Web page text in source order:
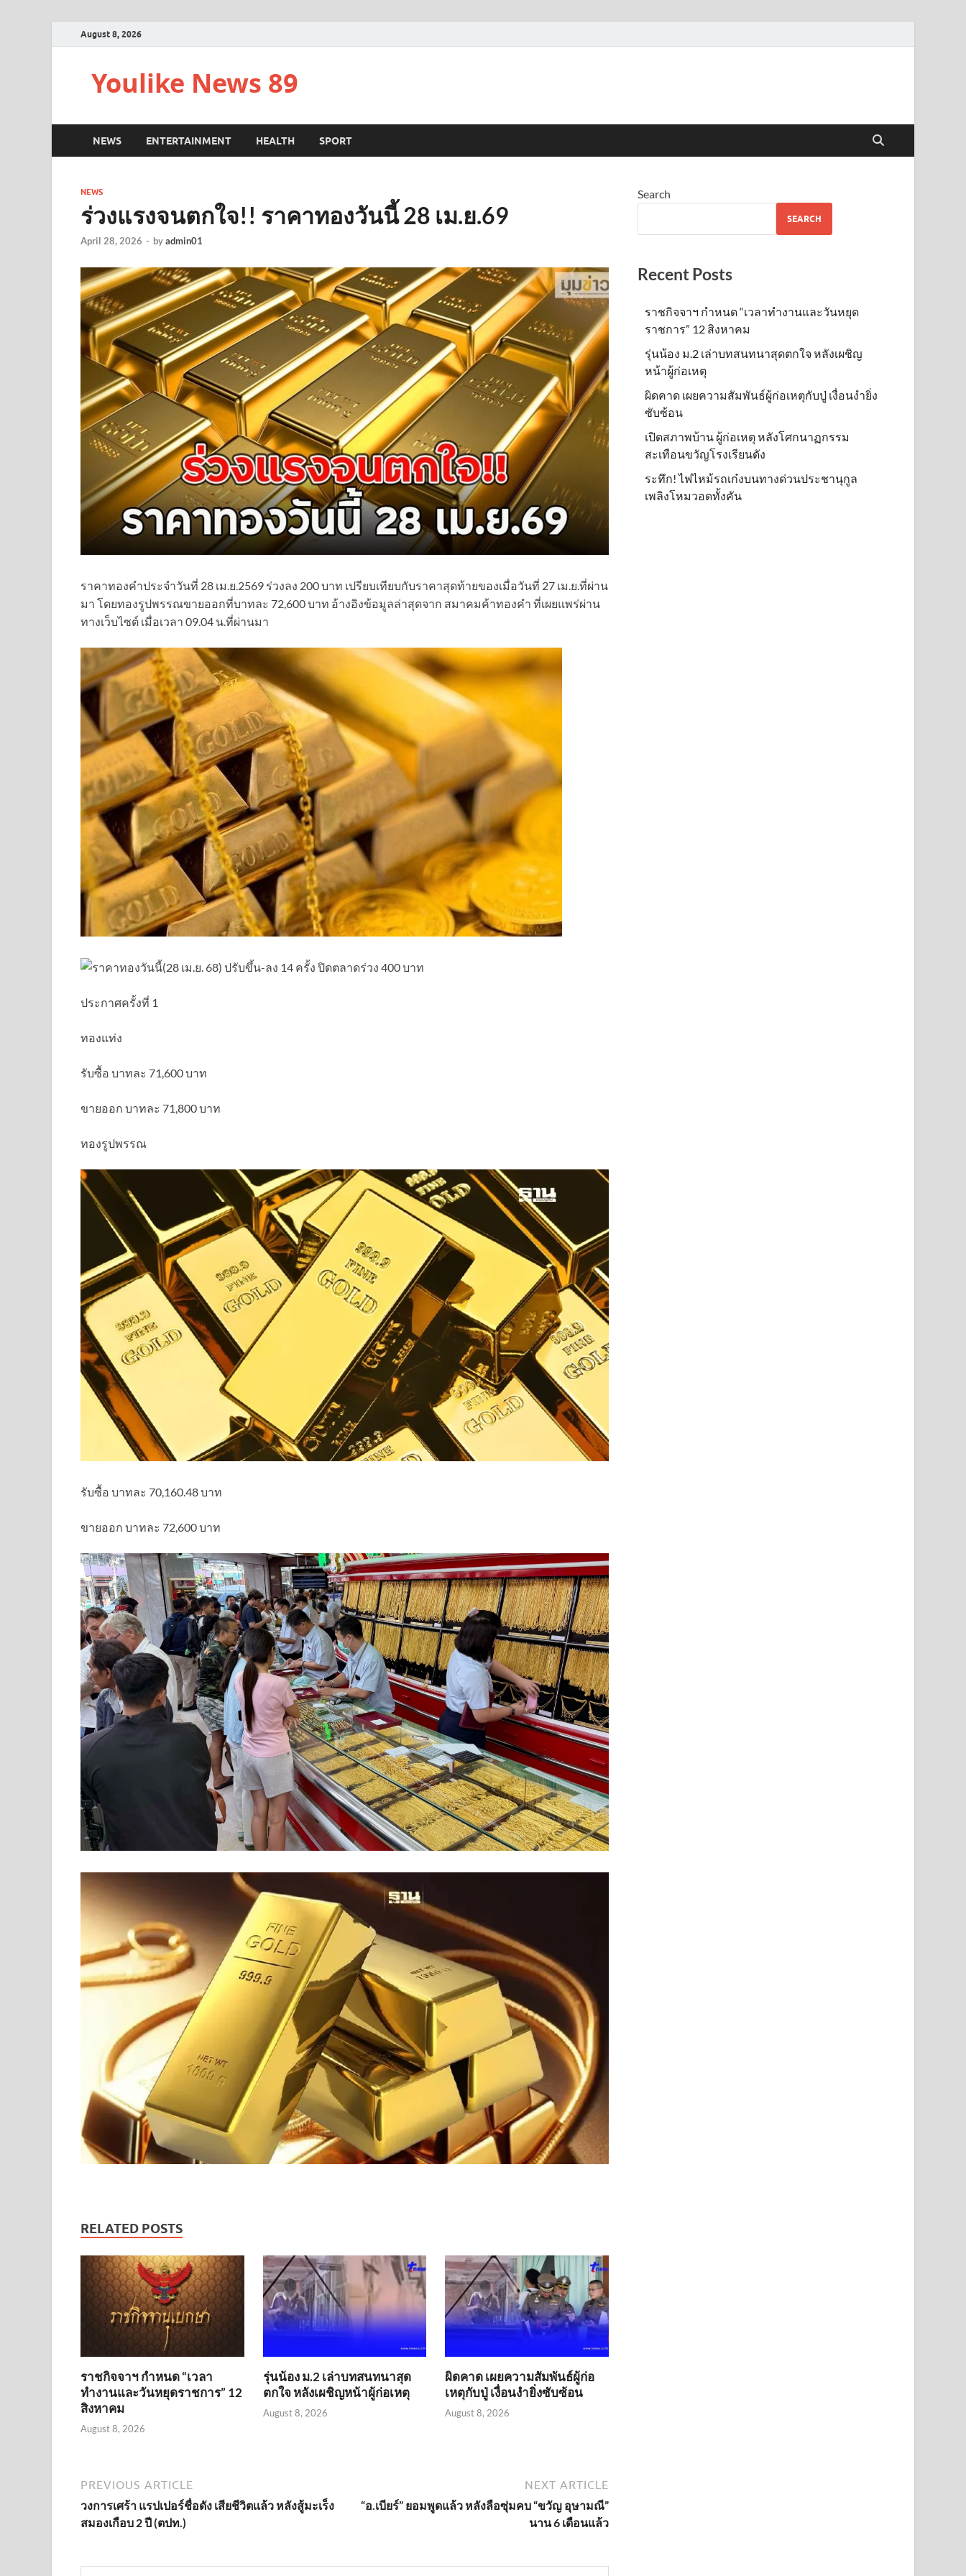
August 8, 2026
Youlike News 89
NEWS ENTERTAINMENT HEALTH SPORT
NEWS
ร่วงแรงจนตกใจ!! ราคาทองวันนี้ 28 เม.ย.69
April 28, 2026 - byadmin01
ราคาทองคำประจำวันที่ 28 เม.ย.2569 ร่วงลง 200 บาท เปรียบเทียบกับราคาสุดท้ายของเมื่อวันที่ 27 เม.ย.ที่ผ่าน
มา โดยทองรูปพรรณขายออกที่บาทละ 72,600 บาท อ้างอิงข้อมูลล่าสุดจาก สมาคมค้าทองคำ ที่เผยแพร่ผ่าน
ทางเว็บไซต์ เมื่อเวลา 09.04 น.ที่ผ่านมา
ประกาศครั้งที่ 1
ทองแท่ง
รับซื้อ บาทละ 71,600 บาท
ขายออก บาทละ 71,800 บาท
ทองรูปพรรณ
รับซื้อ บาทละ 70,160.48 บาท
ขายออก บาทละ 72,600 บาท
RELATED POSTS
ราชกิจจาฯ กำหนด “เวลา
ทำงานและวันหยุดราชการ” 12
สิงหาคม
August 8, 2026
รุ่นน้อง ม.2 เล่าบทสนทนาสุด
ตกใจ หลังเผชิญหน้าผู้ก่อเหตุ
August 8, 2026
ผิดคาด เผยความสัมพันธ์ผู้ก่อ
เหตุกับปู่ เงื่อนงำยิ่งซับซ้อน
August 8, 2026
PREVIOUS ARTICLE
วงการเศร้า แรปเปอร์ชื่อดัง เสียชีวิตเเล้ว หลังสู้มะเร็ง
สมองเกือบ 2 ปี (ตปท.)
NEXT ARTICLE
“อ.เบียร์” ยอมพูดแล้ว หลังลือซุ่มคบ “ขวัญ อุษามณี”
นาน 6 เดือนแล้ว
Search
SEARCH
Recent Posts
ราชกิจจาฯ กำหนด “เวลาทำงานและวันหยุด
ราชการ” 12 สิงหาคม
รุ่นน้อง ม.2 เล่าบทสนทนาสุดตกใจ หลังเผชิญ
หน้าผู้ก่อเหตุ
ผิดคาด เผยความสัมพันธ์ผู้ก่อเหตุกับปู่ เงื่อนงำยิ่ง
ซับซ้อน
เปิดสภาพบ้าน ผู้ก่อเหตุ หลังโศกนาฏกรรม
สะเทือนขวัญโรงเรียนดัง
ระทึก! ไฟไหม้รถเก๋งบนทางด่วนประชานุกูล
เพลิงโหมวอดทั้งคัน